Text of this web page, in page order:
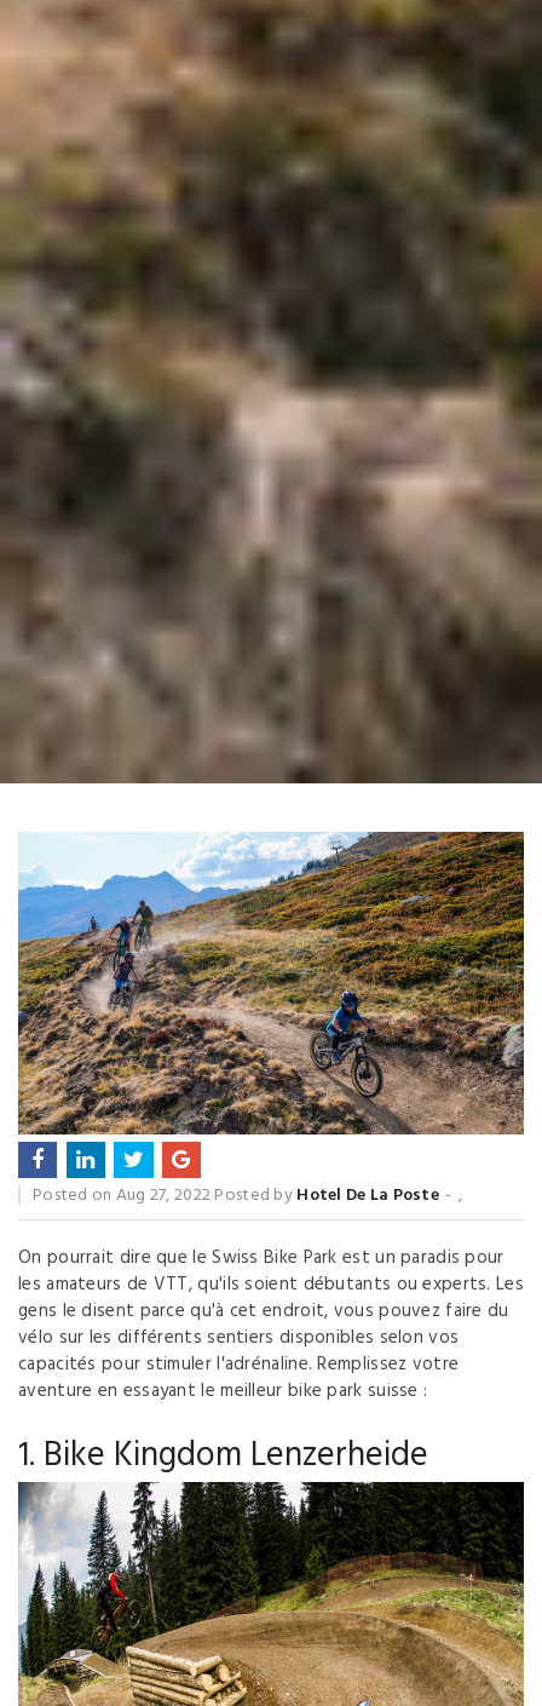
Posted on Aug 27, 2022Posted byHotel De La Poste ,
On pourrait dire que le Swiss Bike Park est un paradis pour
les amateurs de VTT, qu'ils soient débutants ou experts. Les
gens le disent parce qu'à cet endroit, vous pouvez faire du
vélo sur les différents sentiers disponibles selon vos
capacités pour stimuler l'adrénaline. Remplissez votre
aventure en essayant le meilleur bike park suisse :
1. Bike Kingdom Lenzerheide